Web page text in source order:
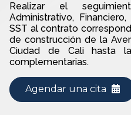
Realizar el
Administrativo,
SST al contrato
de construcción de la
Ciudad de Cali hasta
complementarias.
Agendar una cita